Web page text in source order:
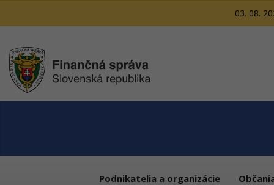
03. 08.
Podnikatelia a organizácie